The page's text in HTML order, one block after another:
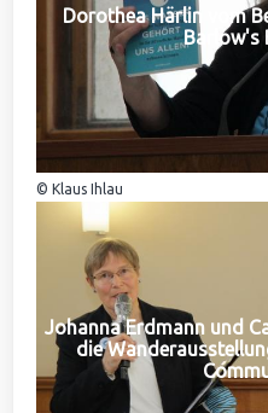
Dorothea Härlin vom
Barlow's
© Klaus Ihlau
Johanna Erdmann und
die